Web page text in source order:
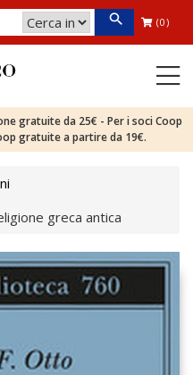
(0)
gratuite da 25€ - Per i soci Coop
gratuite a partire da 19€.
greca antica